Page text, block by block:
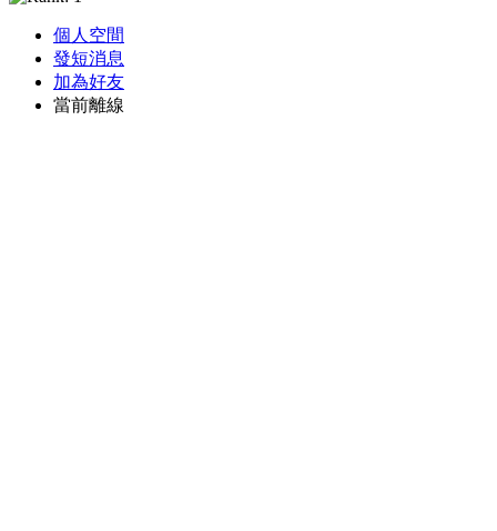
個人空間
發短消息
加為好友
當前離線